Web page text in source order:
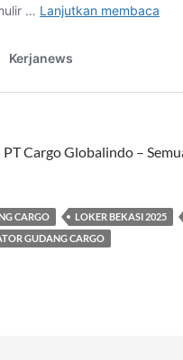
Cargo Globalindo –
CARGO LOKER BEKASI 2025
GUDANG CARGO